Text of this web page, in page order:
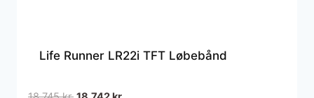
Life Runner LR22i TFT Løbebånd